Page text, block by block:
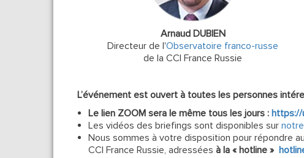
Arnaud DUBIEN
Directeur de l'Observatoire franco-russe
de la CCI France Russie
L’événement est ouvert à toutes les personnes
Le lien ZOOM sera le même tous les jours : https://
Les vidéos des briefings sont disponibles sur
Nous sommes à votre disposition pour répondre
CCI France Russie, adressées à la « hotline »